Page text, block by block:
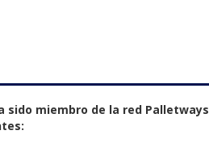
sido miembro de la red Palletways